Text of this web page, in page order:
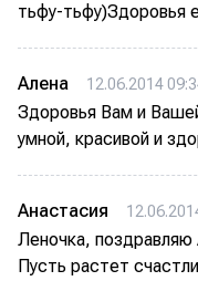
тьфу-тьфу)Здоровья
Алена 12.06.2014
Здоровья Вам и
умной, красивой и
Анастасия
Леночка,
Пусть растет